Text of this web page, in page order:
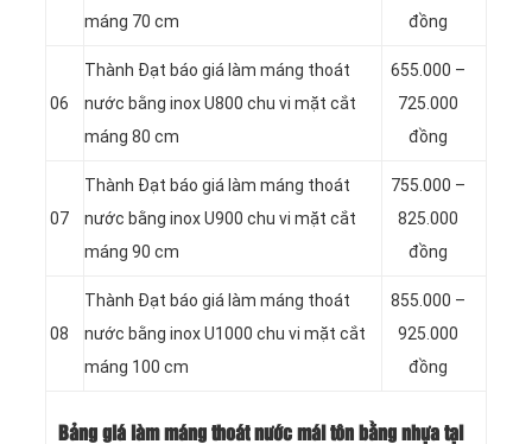
máng 70 cm
đồng
06
Thành Đạt báo giá làm máng thoát
nước bằng inox U800 chu vi mặt cắt
máng 80 cm
655.000 –
725.000
đồng
07
Thành Đạt báo giá làm máng thoát
nước bằng inox U900 chu vi mặt cắt
máng 90 cm
755.000 –
825.000
đồng
08
Thành Đạt báo giá làm máng thoát
nước bằng inox U1000 chu vi mặt cắt
máng 100 cm
855.000 –
925.000
đồng
Bảng giá làm máng thoát nước mái tôn bằng nhựa tại